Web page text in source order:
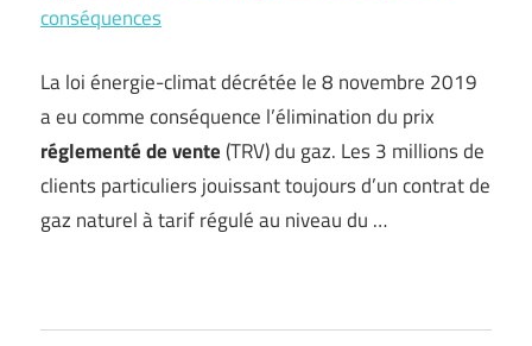
conséquences
La loi énergie-climat décrétée le 8 novembre 2019
a eu comme conséquence l’élimination du prix
réglementé de vente(TRV) du gaz. Les 3 millions de
clients particuliers jouissant toujours d’un contrat de
gaz naturel à tarif régulé au niveau du …